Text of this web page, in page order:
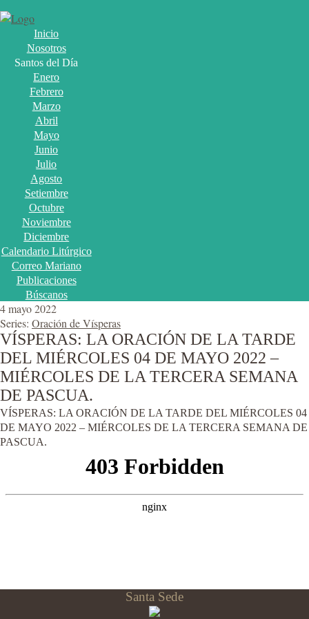
Inicio
Nosotros
Santos del Día
Enero
Febrero
Marzo
Abril
Mayo
Junio
Julio
Agosto
Setiembre
Octubre
Noviembre
Diciembre
Calendario Litúrgico
Correo Mariano
Publicaciones
Búscanos
4 mayo 2022
Series: Oración de Vísperas
VÍSPERAS: LA ORACIÓN DE LA TARDE
DEL MIÉRCOLES 04 DE MAYO 2022 –
MIÉRCOLES DE LA TERCERA SEMANA
DE PASCUA.
VÍSPERAS: LA ORACIÓN DE LA TARDE DEL MIÉRCOLES 04
DE MAYO 2022 – MIÉRCOLES DE LA TERCERA SEMANA DE
PASCUA.
Santa Sede